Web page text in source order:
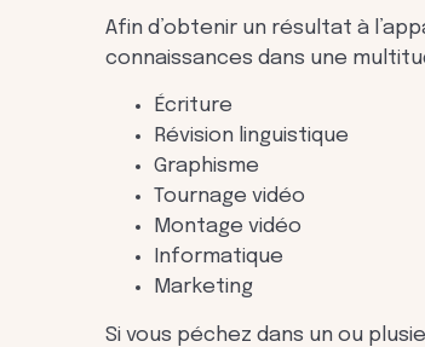
Afin d’obtenir un résultat à
connaissances dans une
Écriture
Révision linguistique
Graphisme
Tournage vidéo
Montage vidéo
Informatique
Marketing
Si vous péchez dans un ou